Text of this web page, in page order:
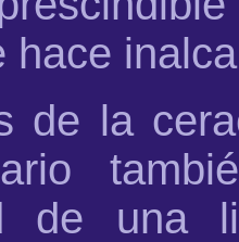
hace
de la
de una